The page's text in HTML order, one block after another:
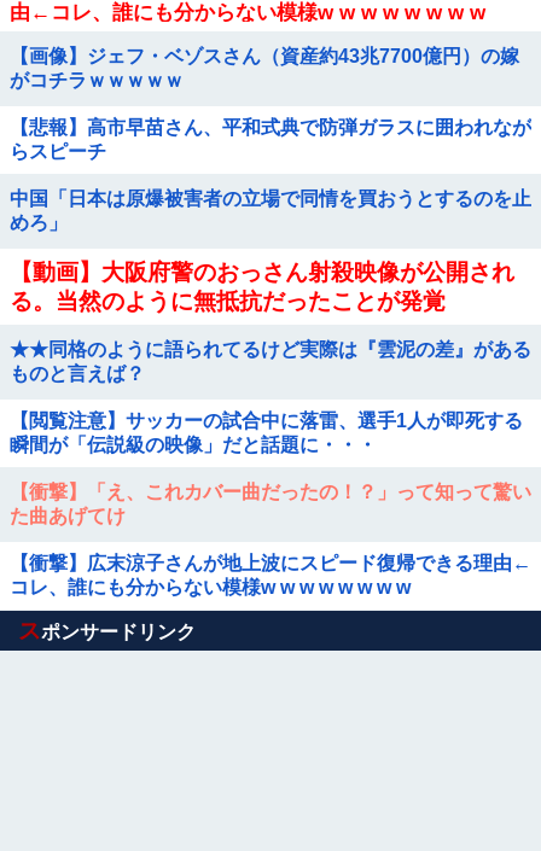
由←コレ、誰にも分からない模様w w w w w w w w
【画像】ジェフ・ベゾスさん（資産約43兆7700億円）の嫁
がコチラｗｗｗｗｗ
【悲報】高市早苗さん、平和式典で防弾ガラスに囲われなが
らスピーチ
中国「日本は原爆被害者の立場で同情を買おうとするのを止
めろ」
【動画】大阪府警のおっさん射殺映像が公開され
る。当然のように無抵抗だったことが発覚
★★同格のように語られてるけど実際は『雲泥の差』がある
ものと言えば？
【閲覧注意】サッカーの試合中に落雷、選手1人が即死する
瞬間が「伝説級の映像」だと話題に・・・
【衝撃】「え、これカバー曲だったの！？」って知って驚い
た曲あげてけ
【衝撃】広末涼子さんが地上波にスピード復帰できる理由←
コレ、誰にも分からない模様w w w w w w w w
Powered by livedoor 相互RSS
スポンサードリンク